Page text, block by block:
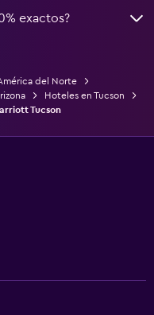
exactos?
del Norte
Hoteles en Tucson
Tucson